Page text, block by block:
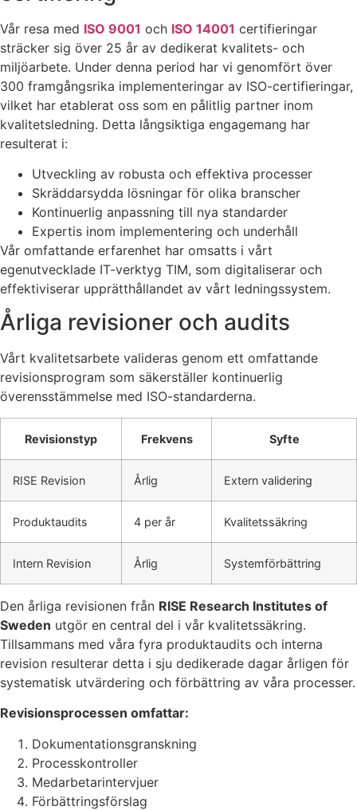
Vår resa med ISO 9001 och ISO 14001 certifieringar
sträcker sig över 25 år av dedikerat kvalitets- och
miljöarbete. Under denna period har vi genomfört över
300 framgångsrika implementeringar av ISO-certifieringar,
vilket har etablerat oss som en pålitlig partner inom
kvalitetsledning. Detta långsiktiga engagemang har
resulterat i:
Utveckling av robusta och effektiva processer
Skräddarsydda lösningar för olika branscher
Kontinuerlig anpassning till nya standarder
Expertis inom implementering och underhåll
Vår omfattande erfarenhet har omsatts i vårt
egenutvecklade IT-verktyg TIM, som digitaliserar och
effektiviserar upprätthållandet av vårt ledningssystem.
Årliga revisioner och audits
Vårt kvalitetsarbete valideras genom ett omfattande
revisionsprogram som säkerställer kontinuerlig
överensstämmelse med ISO-standarderna.
Revisionstyp Frekvens Syfte
RISE Revision Årlig Extern validering
Produktaudits 4 per år Kvalitetssäkring
Intern Revision Årlig Systemförbättring
Den årliga revisionen från RISE Research Institutes of
Sweden utgör en central del i vår kvalitetssäkring.
Tillsammans med våra fyra produktaudits och interna
revision resulterar detta i sju dedikerade dagar årligen för
systematisk utvärdering och förbättring av våra processer.
Revisionsprocessen omfattar:
Dokumentationsgranskning
Processkontroller
Medarbetarintervjuer
Förbättringsförslag